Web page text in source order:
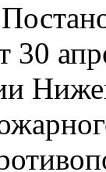
30